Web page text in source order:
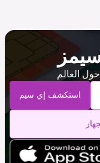
العالم
استكشف إي سيم